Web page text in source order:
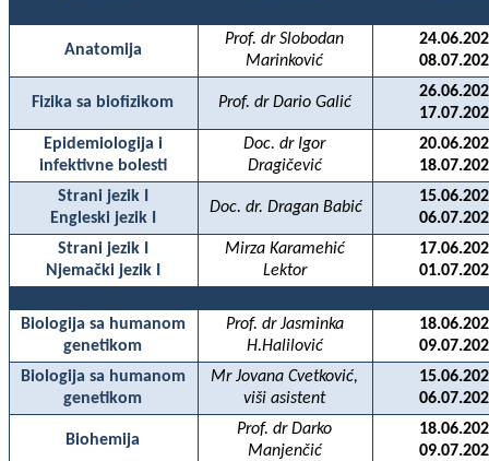
Anatomija
Prof. dr Slobodan
Marinković
Fizika sa biofizikom Prof. dr Dario Galić
Epidemiologija i
infektivne bolesti
Doc. dr Igor
Dragičević
Strani jezik I
Engleski jezik I
Doc. dr. Dragan Babić
Strani jezik I
Njemački jezik I
Mirza Karamehić
Lektor
Biologija sa humanom
genetikom
Prof. dr Jasminka
H.Halilović
Biologija sa humanom
genetikom
Mr Jovana Cvetković,
viši asistent
Biohemija
Prof. dr Darko
Manjenčić